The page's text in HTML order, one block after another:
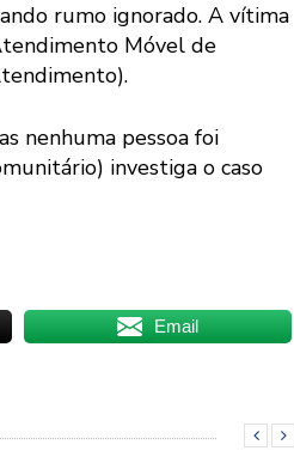
rumo ignorado. A vítima
Móvel de
nenhuma pessoa foi
investiga o caso
Email